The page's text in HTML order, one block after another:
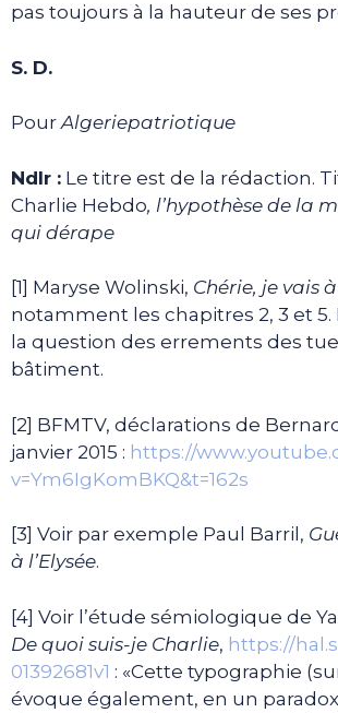
pas toujours à la hauteur de ses
S. D.
PourAlgeriepatriotique
Ndlr : Le titre est de la rédaction.
Charlie Hebdo, l’hypothèse de la
qui dérape
[1] Maryse Wolinski, Chérie, je vais
notamment les chapitres 2, 3 et
la question des errements des
bâtiment.
[2] BFMTV, déclarations de
janvier 2015 : https://
v=Ym6IgKomBKQ&t=162s
[3] Voir par exemple Paul Barril,
à l’Elysée.
[4] Voir l’étude sémiologique de
De quoi suis-je Charlie, https://
01392681v1 : «Cette typographie
évoque également, en un